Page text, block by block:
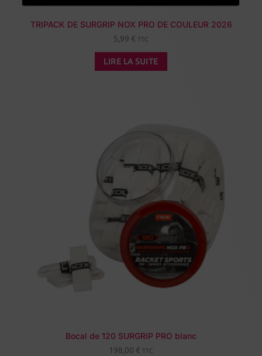
TRIPACK DE SURGRIP NOX PRO DE COULEUR 2026
5,99 € TTC
LIRE LA SUITE
Bocal de 120 SURGRIP PRO blanc
198,00 € TTC